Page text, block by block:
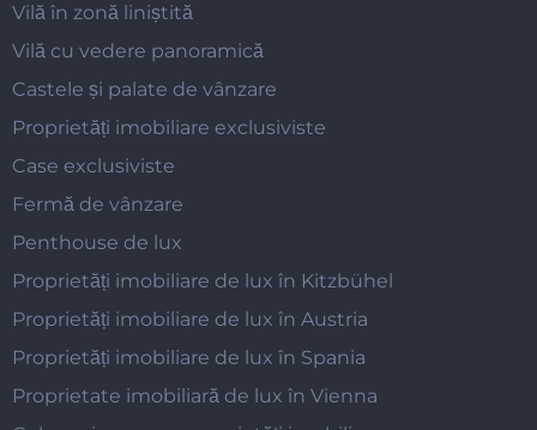
Vilă în zonă liniștită
Vilă cu vedere panoramică
Castele și palate de vânzare
Proprietăți imobiliare exclusiviste
Case exclusiviste
Fermă de vânzare
Penthouse de lux
Proprietăți imobiliare de lux în Kitzbühel
Proprietăți imobiliare de lux în Austria
Proprietăți imobiliare de lux în Spania
Proprietate imobiliară de lux în Vienna